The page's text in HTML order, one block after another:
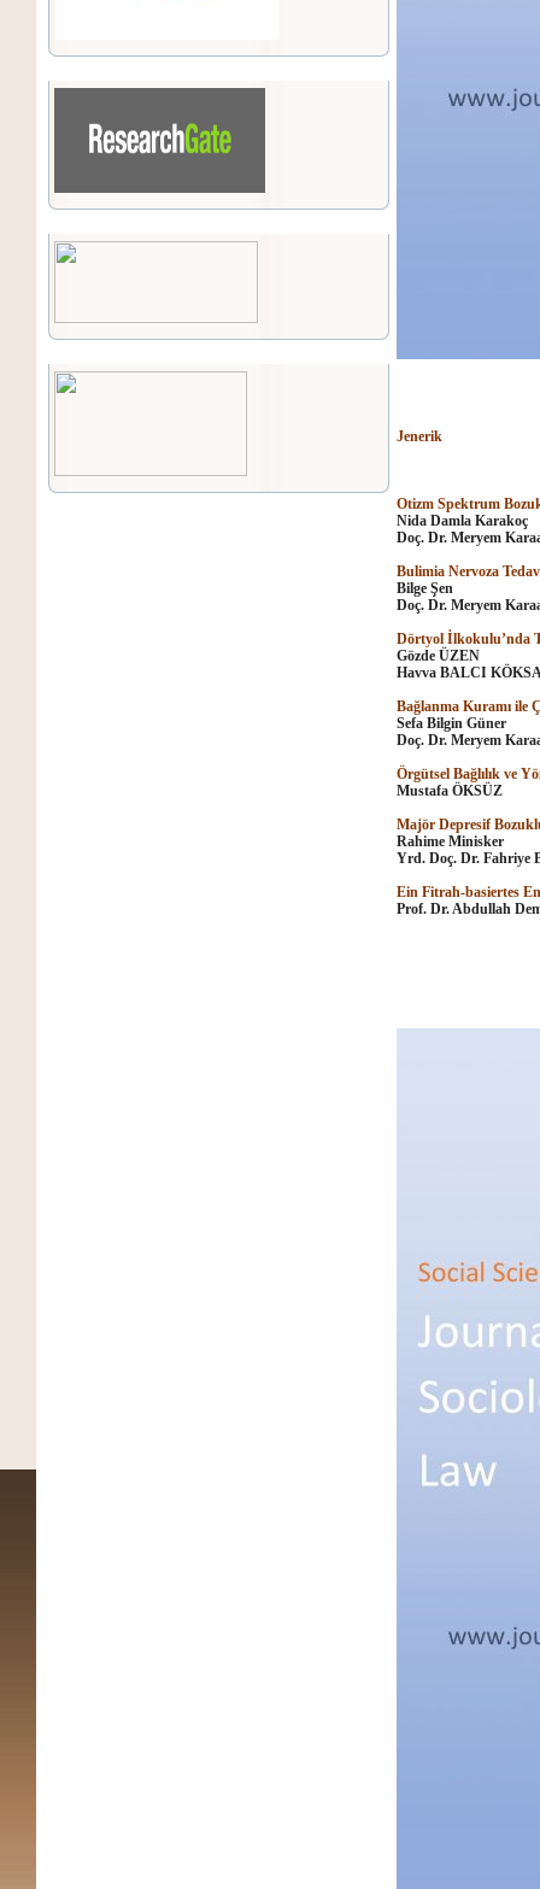
Jenerik
Otizm Spektrum
Nida Damla Karakoç
Doç. Dr. Meryem
Bulimia Nervoza
Bilge Şen
Doç. Dr. Meryem
Dörtyol İlkokulu’nda
Gözde ÜZEN
Havva BALCI
Bağlanma Kuramı ile
Sefa Bilgin Güner
Doç. Dr. Meryem
Örgütsel Bağlılık ve
Mustafa ÖKSÜZ
Majör Depresif
Rahime Minisker
Yrd. Doç. Dr. Fahriye
Ein Fitrah-basiertes
Prof. Dr. Abdullah